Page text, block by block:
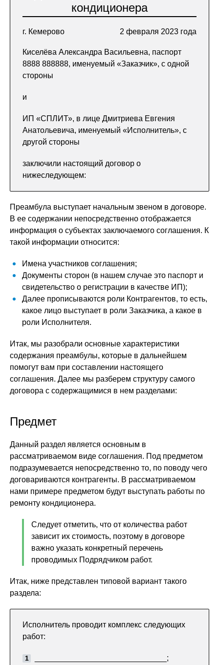
кондиционера
г. Кемерово 2 февраля 2023 года
Киселёва Александра Васильевна, паспорт
8888 888888, именуемый «Заказчик», с одной
стороны
и
ИП «СПЛИТ», в лице Дмитриева Евгения
Анатольевича, именуемый «Исполнитель», с
другой стороны
заключили настоящий договор о
нижеследующем:
Преамбула выступает начальным звеном в договоре.
В ее содержании непосредственно отображается
информация о субъектах заключаемого соглашения. К
такой информации относится:
Имена участников соглашения;
Документы сторон (в нашем случае это паспорт и
свидетельство о регистрации в качестве ИП);
Далее прописываются роли Контрагентов, то есть,
какое лицо выступает в роли Заказчика, а какое в
роли Исполнителя.
Итак, мы разобрали основные характеристики
содержания преамбулы, которые в дальнейшем
помогут вам при составлении настоящего
соглашения. Далее мы разберем структуру самого
договора с содержащимися в нем разделами:
Предмет
Данный раздел является основным в
рассматриваемом виде соглашения. Под предметом
подразумевается непосредственно то, по поводу чего
договариваются контрагенты. В рассматриваемом
нами примере предметом будут выступать работы по
ремонту кондиционера.
Следует отметить, что от количества работ
зависит их стоимость, поэтому в договоре
важно указать конкретный перечень
проводимых Подрядчиком работ.
Итак, ниже представлен типовой вариант такого
раздела:
Исполнитель проводит комплекс следующих
работ:
______________________________;